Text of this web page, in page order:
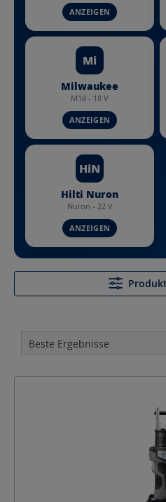
Mi
Milwaukee
M18 - 18 V
HiN
Hilti Nuron
Nuron - 22 V